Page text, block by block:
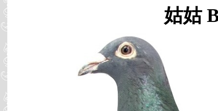
姑姑